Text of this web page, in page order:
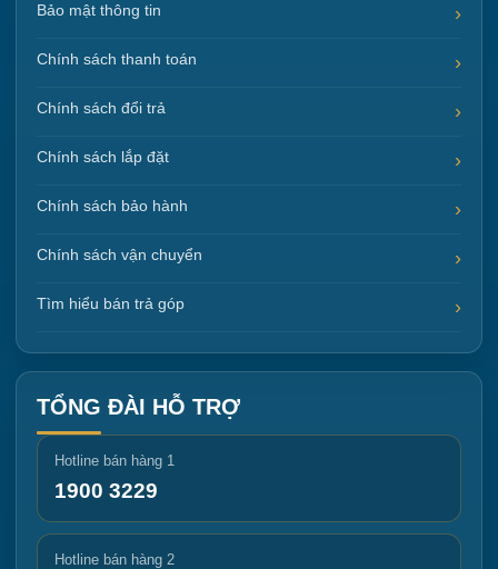
Bảo mật thông tin
Chính sách thanh toán
Chính sách đổi trả
Chính sách lắp đặt
Chính sách bảo hành
Chính sách vận chuyển
Tìm hiểu bán trả góp
TỔNG ĐÀI HỖ TRỢ
Hotline bán hàng 1
1900 3229
Hotline bán hàng 2